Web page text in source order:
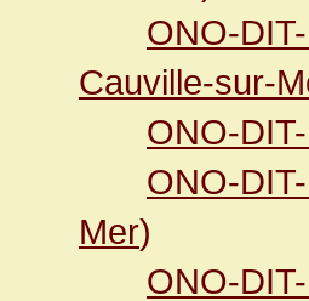
ONO-
Cauville-sur-
ONO-
ONO-
Mer)
ONO-